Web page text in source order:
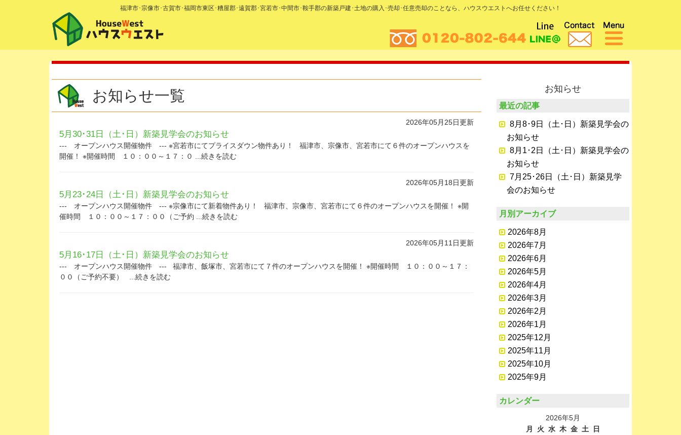
福津市･宗像市･古賀市･福岡市東区･糟屋郡･遠賀郡･宮若市･中間市･鞍手郡の新築戸建･土地の購入･売却･任意売却のことなら、ハウスウエストへお任せください！
お知らせ一覧
2026年05月25日更新
5月30･31日（土･日）新築見学会のお知らせ
--- オープンハウス開催物件 --- ※宮若市にてプライスダウン物件あり！ 福津市、宗像市、宮若市にて６件のオープンハウスを
開催！ ※開催時間 １０：００～１７：０ ...続きを読む
2026年05月18日更新
5月23･24日（土･日）新築見学会のお知らせ
--- オープンハウス開催物件 --- ※宗像市にて新着物件あり！ 福津市、宗像市、宮若市にて６件のオープンハウスを開催！ ※開
催時間 １０：００～１７：００（ご予約 ...続きを読む
2026年05月11日更新
5月16･17日（土･日）新築見学会のお知らせ
--- オープンハウス開催物件 --- 福津市、飯塚市、宮若市にて７件のオープンハウスを開催！ ※開催時間 １０：００～１７：
００（ご予約不要） ...続きを読む
お知らせ
最近の記事
8月8･9日（土･日）新築見学会の
お知らせ
8月1･2日（土･日）新築見学会の
お知らせ
7月25･26日（土･日）新築見学
会のお知らせ
月別アーカイブ
2026年8月
2026年7月
2026年6月
2026年5月
2026年4月
2026年3月
2026年2月
2026年1月
2025年12月
2025年11月
2025年10月
2025年9月
カレンダー
2026年5月
月
火 水 木 金 土 日